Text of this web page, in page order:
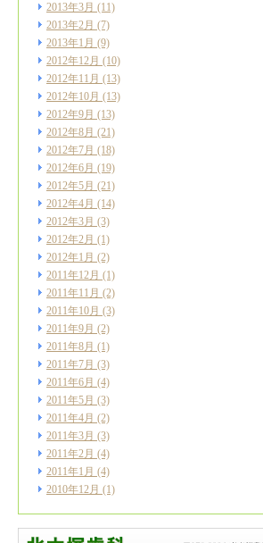
2013年3月 (11)
2013年2月 (7)
2013年1月 (9)
2012年12月 (10)
2012年11月 (13)
2012年10月 (13)
2012年9月 (13)
2012年8月 (21)
2012年7月 (18)
2012年6月 (19)
2012年5月 (21)
2012年4月 (14)
2012年3月 (3)
2012年2月 (1)
2012年1月 (2)
2011年12月 (1)
2011年11月 (2)
2011年10月 (3)
2011年9月 (2)
2011年8月 (1)
2011年7月 (3)
2011年6月 (4)
2011年5月 (3)
2011年4月 (2)
2011年3月 (3)
2011年2月 (4)
2011年1月 (4)
2010年12月 (1)